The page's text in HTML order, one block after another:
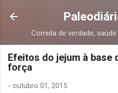
Pular para o
Comida de verdade,
Efeitos do jejum à base
força
- outubro 01, 2015